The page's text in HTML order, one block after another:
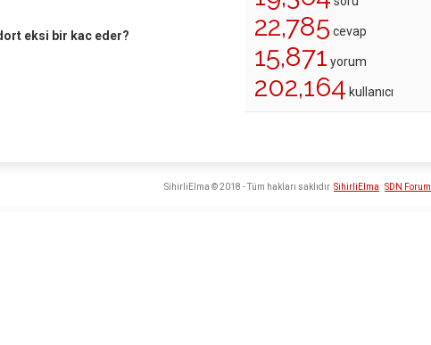
eksi bir kac eder? 22,785 cevap
15,871 yorum
202,164 kullanıcı
SihirliElma SDN Forum
SihirliElma © 2018 - Tüm hakları saklıdır